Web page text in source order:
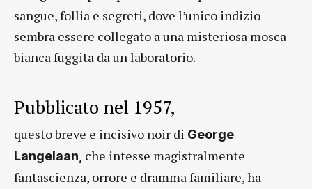
sangue, follia e segreti, dove l’unico indizio
sembra essere collegato a una misteriosa mosca
bianca fuggita da un laboratorio.
Pubblicato nel 1957,
questo breve e incisivo noir di George
Langelaan, che intesse magistralmente
fantascienza, orrore e dramma familiare, ha